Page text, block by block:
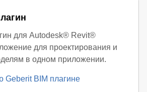
для Autodesk® Revit®
для проектирования и
в одном приложении.
Geberit BIM плагине